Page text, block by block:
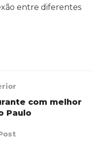
entre diferentes
com melhor
Paulo